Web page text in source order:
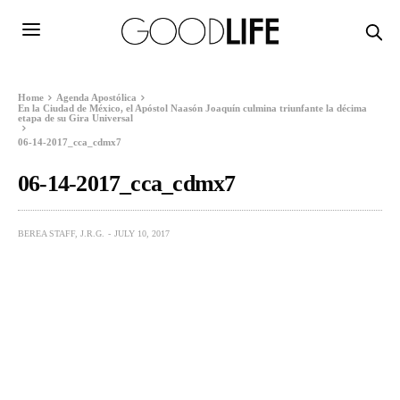
Home
Agenda Apostólica
En la Ciudad de México, el Apóstol Naasón Joaquín culmina triunfante la décima
etapa de su Gira Universal
06-14-2017_cca_cdmx7
06-14-2017_cca_cdmx7
BEREA STAFF, J.R.G. JULY 10, 2017